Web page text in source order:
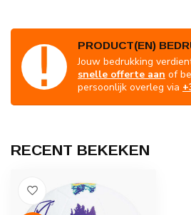
PRODUCT(EN)
Jouw bedrukking
snelle offerte aan of
persoonlijk overleg via
RECENT BEKEKEN